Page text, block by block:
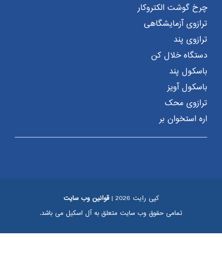
چرخ گوشت الکتروکار
ترازوی آزمایشگاهی
ترازوی پند
دستگاه خلال کن
باسکول پند
باسکول آویز
ترازوی محک
اره استخوان بر
کپی رایت 2026 |
قوانین وب سایت
تمامی حقوق وب سایت متعلق به آل اسکیل می باشد.